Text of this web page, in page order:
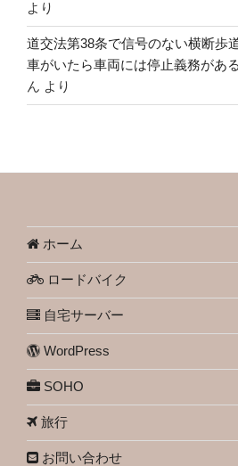
より
道交法第38条で信号のない横断歩
車がいたら車両には停止義務があ
ん より
ホーム
ロードバイク
自宅サーバー
WordPress
SOHO
旅行
お問い合わせ